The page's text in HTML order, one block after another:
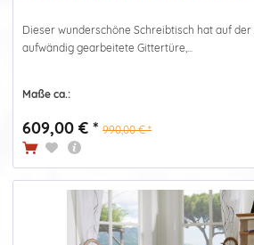
Dieser wunderschöne Schreibtisch hat auf der
aufwändig gearbeitete Gittertüre,...
Maße ca.:
609,00 € * 990,00 € *